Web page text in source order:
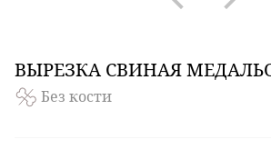
ВЫРЕЗКАСВИНАЯ
Без кости